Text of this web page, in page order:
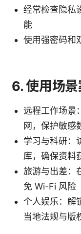
经常检查隐私
能
使用强密码和
6. 使用场
远程工作场景
网，保护敏感
学习与科研：
库，确保资料
旅游与出差：
免 Wi-Fi 风险
个人娱乐：解
当地法规与版